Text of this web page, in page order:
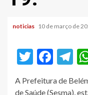
noticias 10 de março de
Twitter
A Prefeitura de
de Saúde (Sesma),